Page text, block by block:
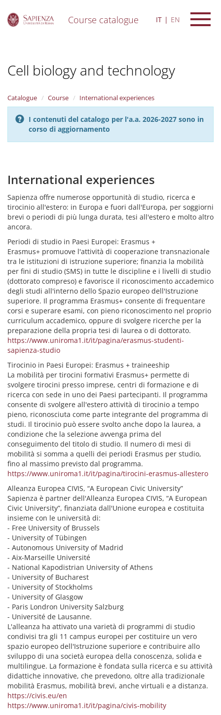
Course catalogue IT EN
Cell biology and technology
Catalogue Course International experiences
I contenuti del catalogo per l'a.a. 2026-2027 sono in
corso di aggiornamento
International experiences
Sapienza offre numerose opportunità di studio, ricerca e
tirocinio all'estero: in Europa e fuori dall'Europa, per soggiorni
brevi o periodi di più lunga durata, tesi all'estero e molto altro
ancora.
Periodi di studio in Paesi Europei: Erasmus +
Erasmus+ promuove l'attività di cooperazione transnazionale
tra le istituzioni di istruzione superiore; finanzia la mobilità
per fini di studio (SMS) in tutte le discipline e i livelli di studio
(dottorato compreso) e favorisce il riconoscimento accademico
degli studi all'interno dello Spazio europeo dell'Istruzione
superiore. Il programma Erasmus+ consente di frequentare
corsi e superare esami, con pieno riconoscimento nel proprio
curriculum accademico, oppure di svolgere ricerche per la
preparazione della propria tesi di laurea o di dottorato.
https://www.uniroma1.it/it/pagina/erasmus-studenti-
sapienza-studio
Tirocinio in Paesi Europei: Erasmus + traineeship
La mobilità per tirocini formativi Erasmus+ permette di
svolgere tirocini presso imprese, centri di formazione e di
ricerca con sede in uno dei Paesi partecipanti. Il programma
consente di svolgere all'estero attività di tirocinio a tempo
pieno, riconosciuta come parte integrante del programma di
studi. Il tirocinio può essere svolto anche dopo la laurea, a
condizione che la selezione avvenga prima del
conseguimento del titolo di studio. Il numero di mesi di
mobilità si somma a quelli dei periodi Erasmus per studio,
fino al massimo previsto dal programma.
https://www.uniroma1.it/it/pagina/tirocini-erasmus-allestero
Alleanza Europea CIVIS, “A European Civic University”
Sapienza è partner dell'Alleanza Europea CIVIS, “A European
Civic University”, finanziata dall'Unione europea e costituita
insieme con le università di:
- Free University of Brussels
- University of Tübingen
- Autonomous University of Madrid
- Aix-Marseille Université
- National Kapodistrian University of Athens
- University of Bucharest
- University of Stockholms
- University of Glasgow
- Paris Londron University Salzburg
- Université de Lausanne.
L'alleanza ha attivato una varietà di programmi di studio
condivisi tra gli 11 campus europei per costituire un vero
spazio europeo dell'Istruzione superiore e contribuire allo
sviluppo di una società europea della conoscenza, solida e
multilingue. La formazione è fondata sulla ricerca e su attività
didattiche innovative, che prevedono, oltre alla tradizionale
mobilità Erasmus, mobilità brevi, anche virtuali e a distanza.
https://civis.eu/en
https://www.uniroma1.it/it/pagina/civis-mobility